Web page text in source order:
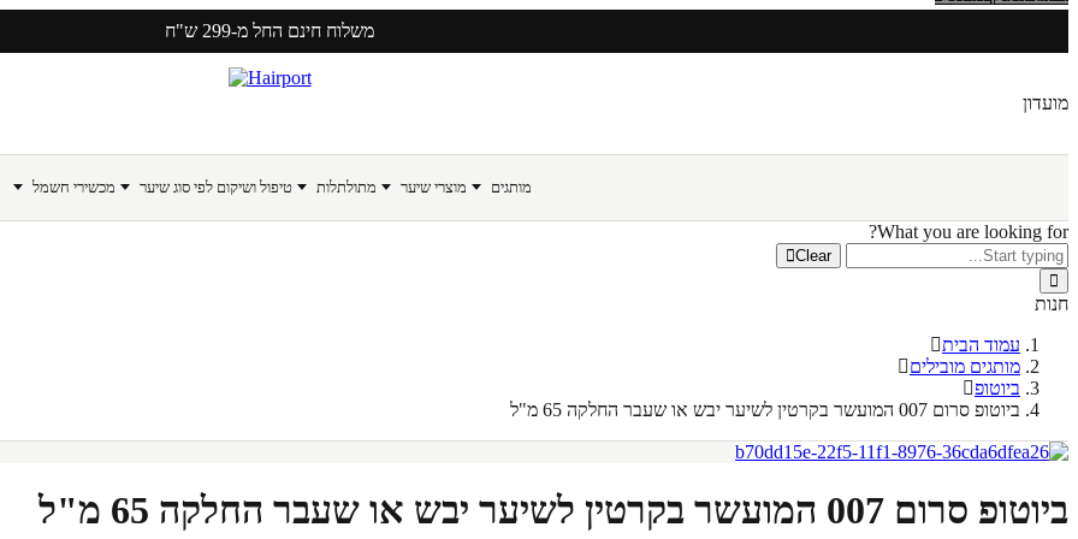
משלוח חינם החל מ-299 ש"ח
מועדון
מותגים מוצרי שיער מתולתלות טיפול ושיקום לפי סוג שיער מכשירי חשמל
What you are looking for?
Clear
חנות
עמוד הבית
מותגים מובילים
ביוטופ
ביוטופ סרום 007 המועשר בקרטין לשיער יבש או שעבר החלקה 65 מ"ל
ביוטופ סרום 007 המועשר בקרטין לשיער יבש או שעבר החלקה 65 מ"ל